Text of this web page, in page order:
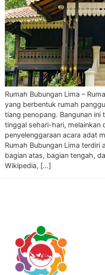
Rumah Bubungan Lima –
yang berbentuk rumah
tiang penopang. Bangunan ini
tinggal sehari-hari, melainkan
penyelenggaraan acara adat
Rumah Bubungan Lima terdiri
bagian atas, bagian tengah,
Wikipedia, […]